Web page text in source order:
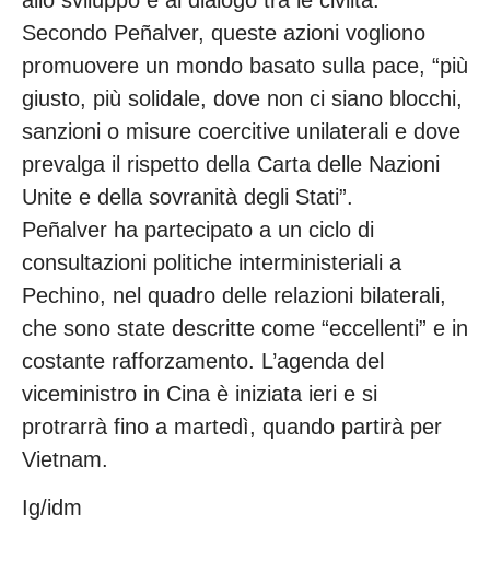
Secondo Peñalver, queste azioni vogliono
promuovere un mondo basato sulla pace, “più
giusto, più solidale, dove non ci siano blocchi,
sanzioni o misure coercitive unilaterali e dove
prevalga il rispetto della Carta delle Nazioni
Unite e della sovranità degli Stati”.
Peñalver ha partecipato a un ciclo di
consultazioni politiche interministeriali a
Pechino, nel quadro delle relazioni bilaterali,
che sono state descritte come “eccellenti” e in
costante rafforzamento. L’agenda del
viceministro in Cina è iniziata ieri e si
protrarrà fino a martedì, quando partirà per
Vietnam.
Ig/idm